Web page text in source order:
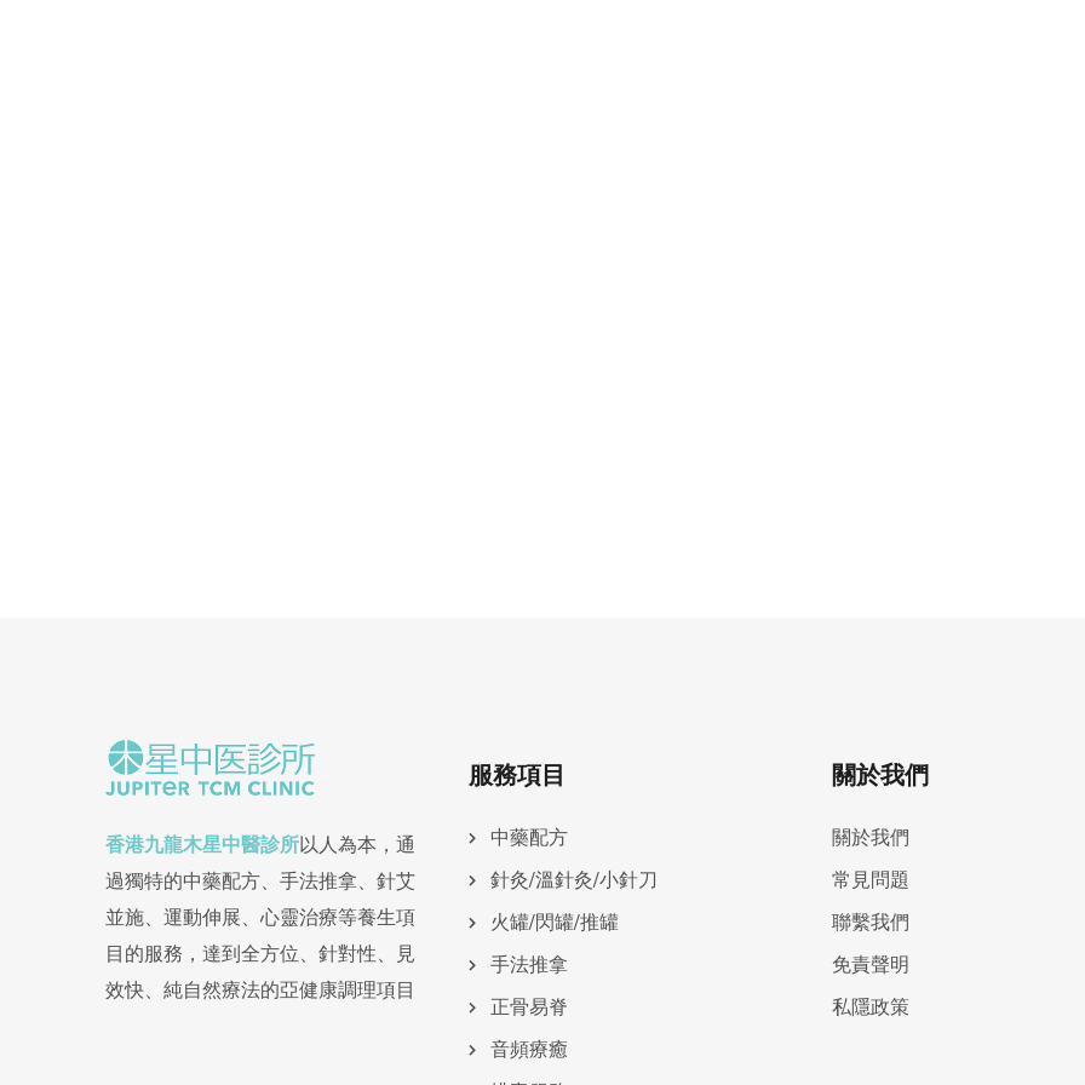
香港九龍木星中醫診所以人為本，通
過獨特的中藥配方、手法推拿、針艾
並施、運動伸展、心靈治療等養生項
目的服務，達到全方位、針對性、見
效快、純自然療法的亞健康調理項目
服務項目
中藥配方
針灸/溫針灸/小針刀
火罐/閃罐/推罐
手法推拿
正骨易脊
⾳頻療癒
關於我們
關於我們
常見問題
聯繫我們
免責聲明
私隱政策